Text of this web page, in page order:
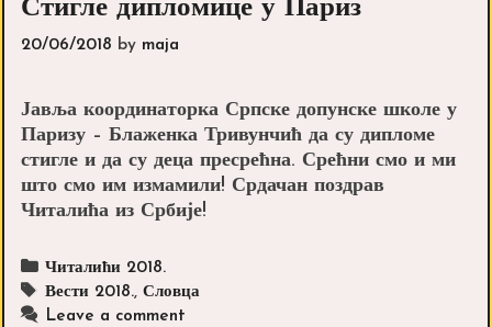
Стигле дипломице у Париз
20/06/2018 by maja
Јавља координаторка Српске допунске школе у
Паризу – Блаженка Тривунчић да су дипломе
стигле и да су деца пресрећна. Срећни смо и ми
што смо им измамили! Срдачан поздрав
Читалића из Србије!
Categories
Читалићи 2018.
Tags
Вести 2018.,Словца
Leave a comment